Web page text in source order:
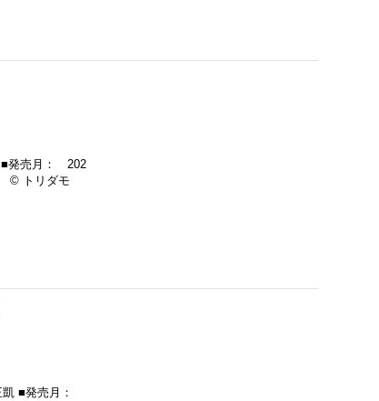
■発売月： 202
© トリダモ
凱 ■発売月：